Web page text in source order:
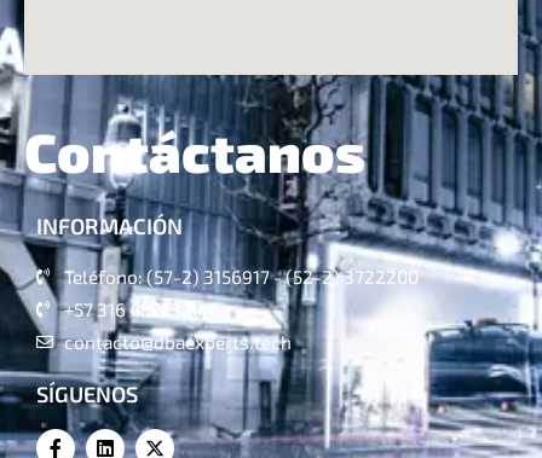
Contáctanos
INFORMACIÓN
Teléfono: (57-2) 3156917 - (52-2) 3722200
+57 316 4821324
contacto@dbaexperts.tech
SÍGUENOS